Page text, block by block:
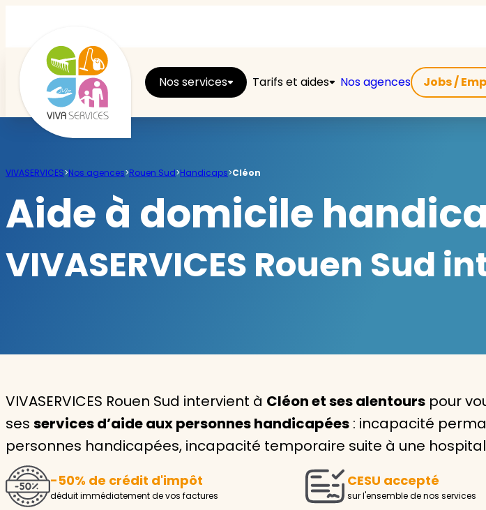
Nos services Tarifs et aides Nos agences Jobs /
Repassage
Jardin
Aide à la personne
Seniors
Handicaps
Voir tous les services
Avec
service à
Pour l’entretien de
ou l’accompagnement
VIVASERVICES>Nos agences>Rouen Sud>Handicaps>Cléon
Aide à domicile
VIVASERVICES Rouen Sud
VIVASERVICES Rouen Sud intervient à Cléon et ses alentours pour
ses services d’aide aux personnes handicapées : incapacité
personnes handicapées, incapacité temporaire suite à une
-50% de crédit d'impôt
déduit immédiatement de vos factures
CESU accepté
sur l'ensemble de nos services